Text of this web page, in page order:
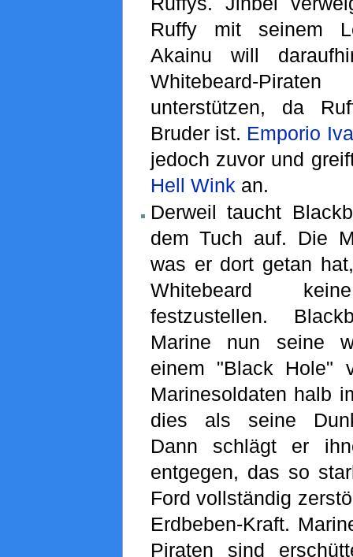
Ruffy mit seinem
Akainu will
Whitebeard-
unterstützen, da
Bruder ist. Emporio
jedoch zuvor und
Hell Wink an.
Derweil taucht
dem Tuch auf. Die
was er dort getan
Whitebeard
festzustellen.
Marine nun seine
einem "Black Hole"
Marinesoldaten halb
dies als seine
Dann schlägt er
entgegen, das so
Ford vollständig
Erdbeben-Kraft.
Piraten sind